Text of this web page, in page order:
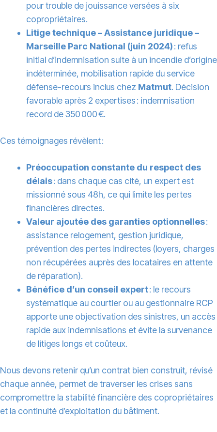
pour trouble de jouissance versées à six
copropriétaires.
Litige technique – Assistance juridique –
Marseille Parc National (juin 2024): refus
initial d’indemnisation suite à un incendie d’origine
indéterminée, mobilisation rapide du service
défense-recours inclus chez Matmut. Décision
favorable après 2 expertises : indemnisation
record de 350 000 €.
Ces témoignages révèlent :
Préoccupation constante du respect des
délais: dans chaque cas cité, un expert est
missionné sous 48h, ce qui limite les pertes
financières directes.
Valeur ajoutée des garanties optionnelles:
assistance relogement, gestion juridique,
prévention des pertes indirectes (loyers, charges
non récupérées auprès des locataires en attente
de réparation).
Bénéfice d’un conseil expert: le recours
systématique au courtier ou au gestionnaire RCP
apporte une objectivation des sinistres, un accès
rapide aux indemnisations et évite la survenance
de litiges longs et coûteux.
Nous devons retenir qu’un contrat bien construit, révisé
chaque année, permet de traverser les crises sans
compromettre la stabilité financière des copropriétaires
et la continuité d’exploitation du bâtiment.